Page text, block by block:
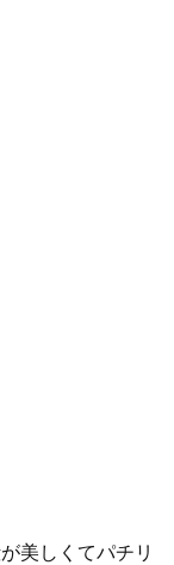
美しくてパチリ